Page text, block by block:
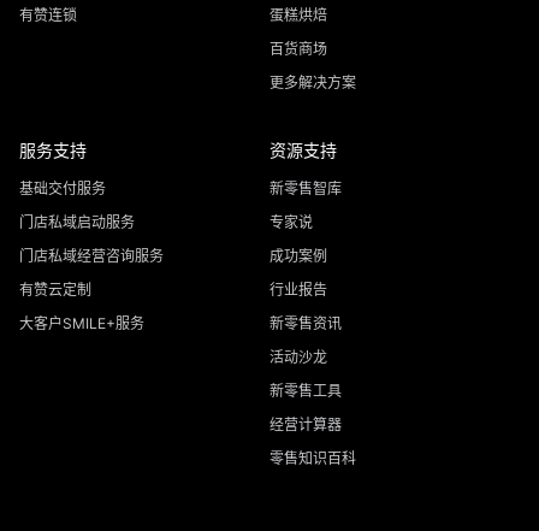
有赞连锁
蛋糕烘焙
百货商场
更多解决方案
服务支持
基础交付服务
门店私域启动服务
门店私域经营咨询服务
有赞云定制
大客户SMILE+服务
资源支持
新零售智库
专家说
成功案例
行业报告
新零售资讯
活动沙龙
新零售工具
经营计算器
零售知识百科